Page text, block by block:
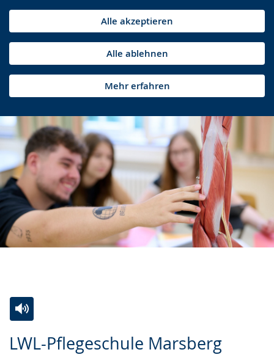
Alle akzeptieren
Alle ablehnen
Mehr erfahren
LWL-Pflegeschule Marsberg
Leichten
Audio-
Video